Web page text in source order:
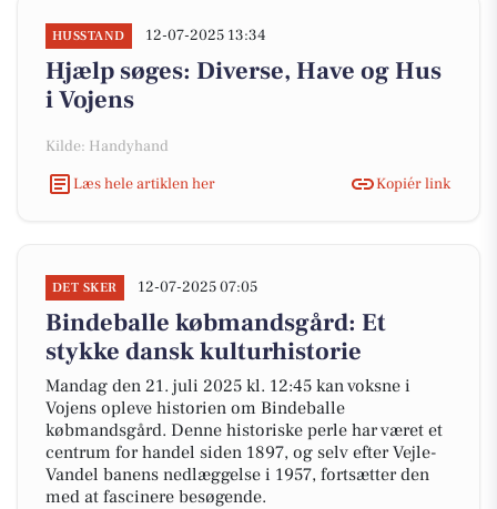
HUSSTAND 12-07-2025 13:34
Hjælp søges: Diverse, Have og Hus
i Vojens
Kilde: Handyhand
Læs hele artiklen her
Kopiér link
DET SKER 12-07-2025 07:05
Bindeballe købmandsgård: Et
stykke dansk kulturhistorie
Mandag den 21. juli 2025 kl. 12:45 kan voksne i
Vojens opleve historien om Bindeballe
købmandsgård. Denne historiske perle har været et
centrum for handel siden 1897, og selv efter Vejle-
Vandel banens nedlæggelse i 1957, fortsætter den
med at fascinere besøgende.